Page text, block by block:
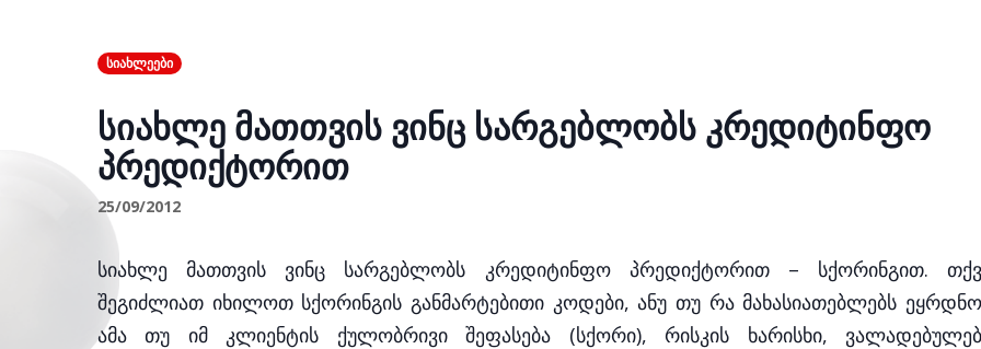
ᲡᲘᲐᲮᲚᲔᲔᲑᲘ
სიახლე მათთვის ვინც სარგებლობს კრედიტინფო
პრედიქტორით
25/09/2012
სიახლე მათთვის ვინც სარგებლობს კრედიტინფო პრედიქტორით – სქორინგით.
შეგიძლიათ იხილოთ სქორინგის განმარტებითი კოდები, ანუ თუ რა მახასიათებლებს
ამა თუ იმ კლიენტის ქულობრივი შეფასება (სქორი), რისკის ხარისხი,